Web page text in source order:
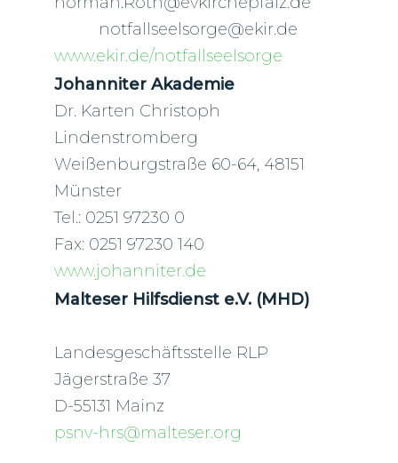
notfallseelsorge@ekir.de
www.ekir.de/notfallseelsorge
Johanniter Akademie
Dr. Karten Christoph
Lindenstromberg
Weißenburgstraße 60-64, 48151
Münster
Tel.: 0251 97230 0
Fax: 0251 97230 140
www.johanniter.de
Malteser Hilfsdienst e.V. (MHD)
Landesgeschäftsstelle RLP
Jägerstraße 37
D-55131 Mainz
psnv-hrs@malteser.org